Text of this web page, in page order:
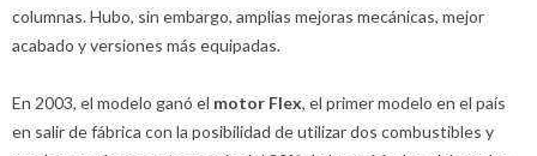
columnas. Hubo, sin embargo, amplias mejoras mecánicas, mejor
acabado y versiones más equipadas.
En 2003, el modelo ganó el motor Flex, el primer modelo en el país
en salir de fábrica con la posibilidad de utilizar dos combustibles y